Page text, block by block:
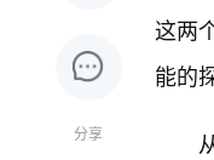
分享
这两
能的